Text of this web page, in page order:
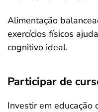
Alimentação
exercícios físicos
cognitivo ideal.
Participar de
Investir em educação